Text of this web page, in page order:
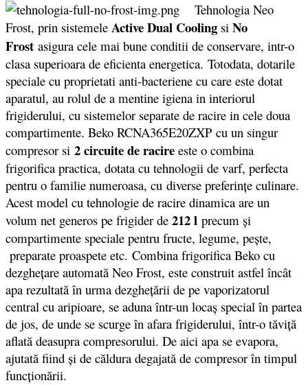
Tehnologia Neo
Frost, prin sistemele Active Dual Cooling si No
Frost asigura cele mai bune conditii de conservare, intr-o
clasa superioara de eficienta energetica. Totodata, dotarile
speciale cu proprietati anti-bacteriene cu care este dotat
aparatul, au rolul de a mentine igiena in interiorul
frigiderului, cu sistemelor separate de racire in cele doua
compartimente. Beko RCNA365E20ZXP cu un singur
compresor si 2 circuite de racire este o combina
frigorifica practica, dotata cu tehnologii de varf, perfecta
pentru o familie numeroasa, cu diverse preferințe culinare.
Acest model cu tehnologie de racire dinamica are un
volum net generos pe frigider de 212 l precum și
compartimente speciale pentru fructe, legume, pește,
preparate proaspete etc. Combina frigorifica Beko cu
dezgheţare automată Neo Frost, este construit astfel încât
apa rezultată în urma dezgheţării de pe vaporizatorul
central cu aripioare, se aduna într-un locaş special în partea
de jos, de unde se scurge în afara frigiderului, într-o tăviţă
aflată deasupra compresorului. De aici apa se evapora,
ajutată fiind şi de căldura degajată de compresor în timpul
funcţionării.